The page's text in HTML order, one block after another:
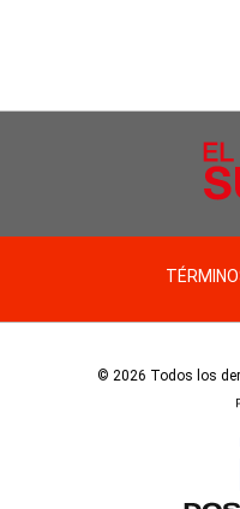
© 2026 Todos los